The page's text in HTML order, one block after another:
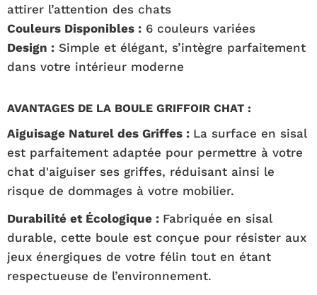
attirer l’attention des chats
Couleurs Disponibles : 6 couleurs variées
Design : Simple et élégant, s’intègre parfaitement
dans votre intérieur moderne
AVANTAGES DE LA BOULE GRIFFOIR CHAT :
Aiguisage Naturel des Griffes : La surface en sisal
est parfaitement adaptée pour permettre à votre
chat d'aiguiser ses griffes, réduisant ainsi le
risque de dommages à votre mobilier.
Durabilité et Écologique : Fabriquée en sisal
durable, cette boule est conçue pour résister aux
jeux énergiques de votre félin tout en étant
respectueuse de l’environnement.